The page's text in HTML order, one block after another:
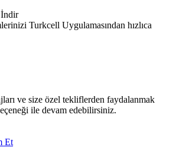
İndir
Turkcell Uygulamasından hızlıca
ve size özel tekliflerden faydalanmak
ile devam edebilirsiniz.
Et